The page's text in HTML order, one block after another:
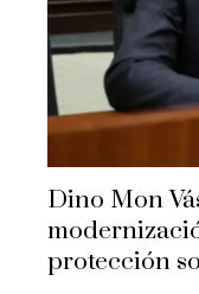
Dino Mon
protección